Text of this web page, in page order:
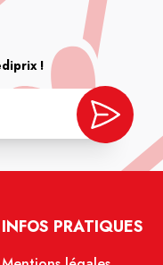
!
INFOS PRATIQUES